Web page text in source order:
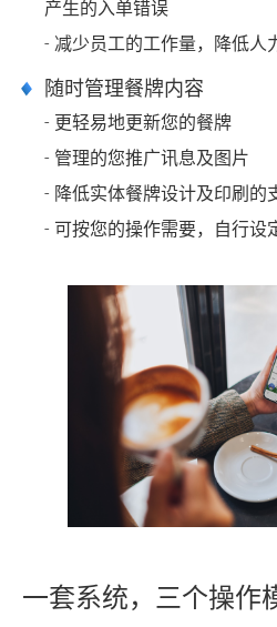
产生的入单错误
- 减少员工的工作量，降低人
随时管理餐牌内容
- 更轻易地更新您的餐牌
- 管理的您推广讯息及图片
- 降低实体餐牌设计及印刷的
- 可按您的操作需要，自行设
一套系统，三个操作